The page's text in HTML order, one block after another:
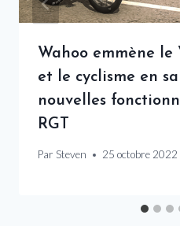
Wahoo emmène
et le cyclisme en
nouvelles
RGT
Par Steven 25 octobre 2022